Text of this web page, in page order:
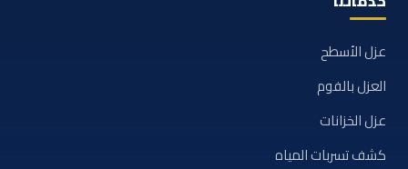
عزل الأسطح
العزل بالفوم
عزل الخزانات
كشف تسربات المياه